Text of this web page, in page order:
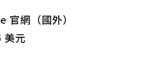
官網（國外）
美元